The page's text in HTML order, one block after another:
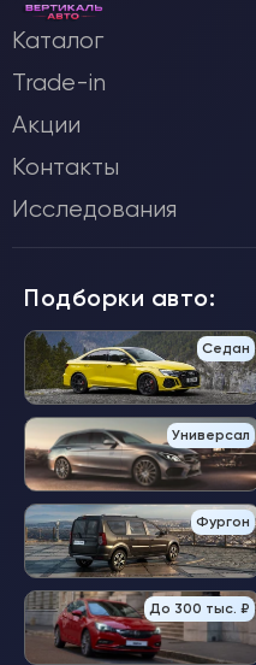
Каталог
Trade-in
Акции
Контакты
Исследования
Подборки авто:
Седан
Универсал
Фургон
До 300 тыс. ₽